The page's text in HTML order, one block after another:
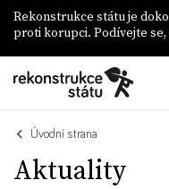
Rekonstrukce státu je
proti korupci. Podívejte se,
Úvodní strana
Aktuality